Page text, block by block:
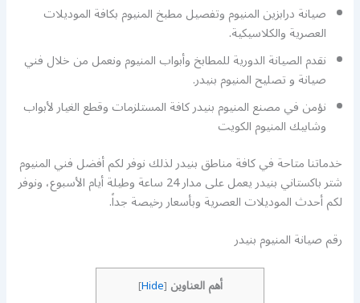
صيانة درابزين المنيوم وتفصيل مطبخ المنيوم بكافة الموديلات
العصرية والكلاسيكية.
نقدم الصيانة الدورية للمطابخ وأبواب المنيوم ونعمل من خلال فني
صيانة و تصليح المنيوم بنيدر.
نؤمن في مصنع المنيوم بنيدر كافة المستلزمات وقطع الغيار لأبواب
وشابيك المنيوم الكويت
خدماتنا متاحة في كافة مناطق بنيدر لذلك نوفر لكم أفضل فني المنيوم
شتر باكستاني بنيدر يعمل على مدار 24 ساعة وطيلة أيام الأسبوع، ونوفر
لكم أحدث الموديلات العصرية وبأسعار رخيصة جداً.
رقم صيانة المنيوم بنيدر
أهم العناوين [
Hide
]